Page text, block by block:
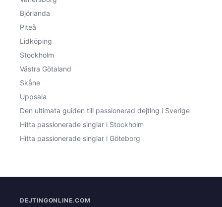
Björlanda
Piteå
Lidköping
Stockholm
Västra Götaland
Skåne
Uppsala
Den ultimata guiden till passionerad dejting i Sverige
Hitta passionerade singlar i Stockholm
Hitta passionerade singlar i Göteborg
DEJTINGONLINE.COM